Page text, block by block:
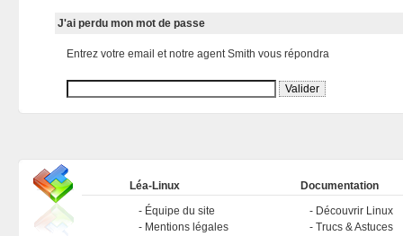
J'ai perdu mon mot de passe
Entrez votre email et notre agent Smith vous répondra
Léa-Linux
Équipe du site
Mentions légales
Documentation
Découvrir Linux
Trucs & Astuces